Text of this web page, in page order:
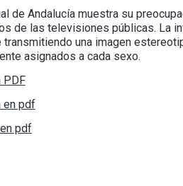
de Andalucía muestra su
de las televisiones públicas. La
transmitiendo una imagen
asignados a cada sexo.
PDF
en pdf
pdf